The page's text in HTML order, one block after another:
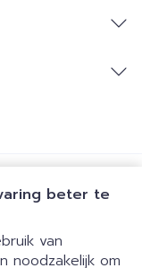
beter te
van
noodzakelijk om